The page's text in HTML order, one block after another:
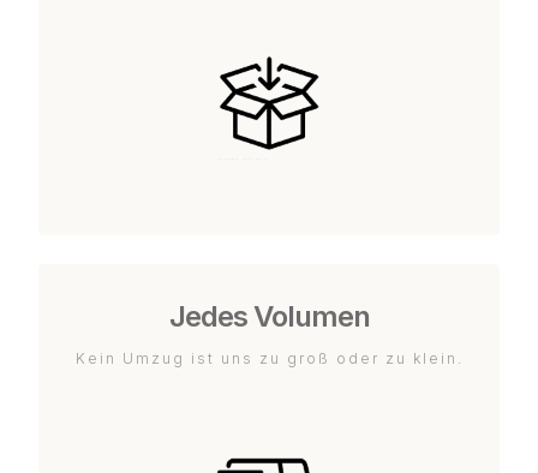
Jedes Volumen
Kein Umzug ist uns zu groß oder zu klein.